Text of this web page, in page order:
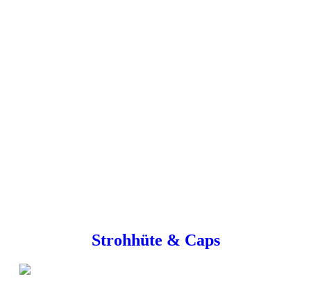
Strohhüte & Caps